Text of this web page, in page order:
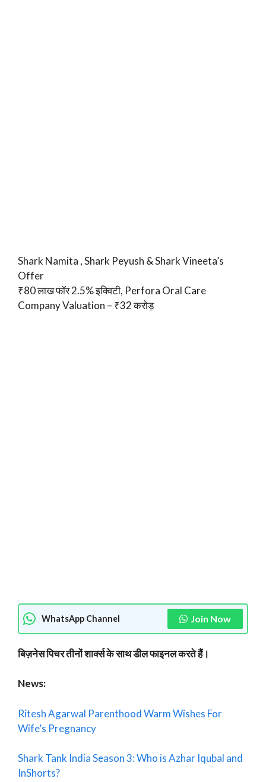
Shark Namita , Shark Peyush & Shark Vineeta’s
Offer
₹80 लाख फॉर 2.5% इक्विटी, Perfora Oral Care
Company Valuation – ₹32 करोड़
WhatsApp Channel Join Now
बिज़नेस पिचर तीनों शार्क्स के साथ डील फाइनल करते हैं।
News:
Ritesh Agarwal Parenthood Warm Wishes For
Wife’s Pregnancy
Shark Tank India Season 3: Who is Azhar Iqubal and
InShorts?